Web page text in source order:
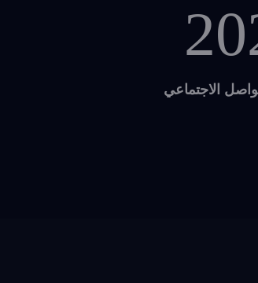
الاجتماعي